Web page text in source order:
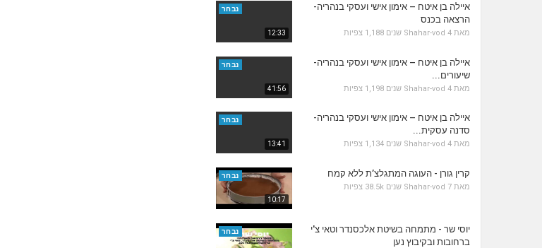
12:33
נבחר
איילה בן איטח – אימון אישי ועסקי בנהריה-
הרצאה בכנס
מאת Shahar-vod 4 שנים 1,188 צפיות
41:56
נבחר
איילה בן איטח – אימון אישי ועסקי בנהריה-
שיעורים...
מאת Shahar-vod 4 שנים 1,198 צפיות
13:41
נבחר
איילה בן איטח – אימון אישי ועסקי בנהריה-
סדנה עסקית...
מאת Shahar-vod 4 שנים 1,134 צפיות
10:17
נבחר קרין גורן - העוגה המתגלצ’ת ללא קמח
מאת Shahar-vod 7 שנים 38.5k צפיות
נבחר
יוסי שר - מתמחה בשיטת אלכסנדר וטאי צ'י
ברחובות ובקיבוץ נען